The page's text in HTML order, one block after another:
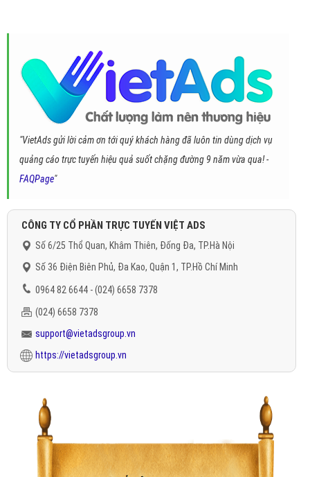
"VietAds gửi lời cảm ơn tới quý khách hàng đã luôn tin dùng dịch vụ
quảng cáo trực tuyến hiệu quả suốt chặng đường 9 năm vừa qua! -
FAQPage"
CÔNG TY CỔ PHẦN TRỰC TUYẾN VIỆT ADS
Số 6/25 Thổ Quan, Khâm Thiên, Đống Đa, TP.Hà Nội
Số 36 Điện Biên Phủ, Đa Kao, Quận 1, TP.Hồ Chí Minh
0964 82 6644 - (024) 6658 7378
(024) 6658 7378
support@vietadsgroup.vn
https://vietadsgroup.vn